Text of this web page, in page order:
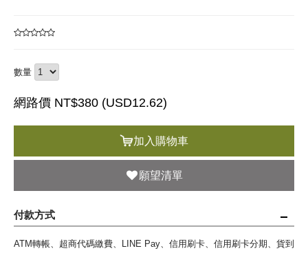
數量
網路價 NT$380 (USD12.62)
加入購物車
願望清單
付款方式
ATM轉帳、超商代碼繳費、LINE Pay、信用刷卡、信用刷卡分期、貨到